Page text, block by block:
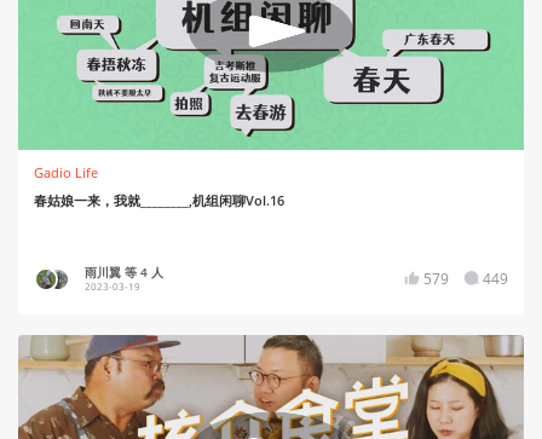
Gadio Life
春姑娘一来，我就________,机组闲聊Vol.16
雨川翼 等 4 人
2023-03-19 579 449